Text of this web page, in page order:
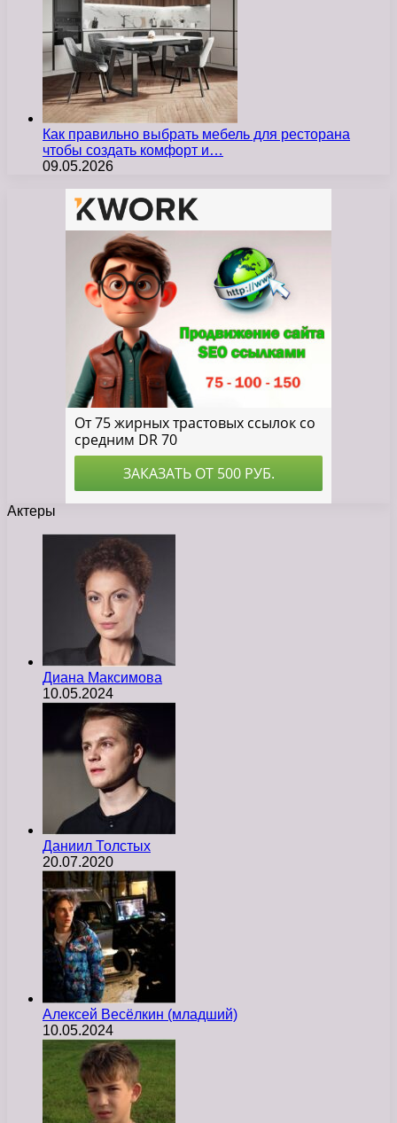
Как правильно выбрать мебель для ресторана
чтобы создать комфорт и…
09.05.2026
Актеры
Диана Максимова
10.05.2024
Даниил Толстых
20.07.2020
Алексей Весёлкин (младший)
10.05.2024